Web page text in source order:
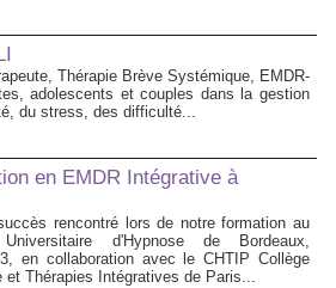
Thérapie Brève Systémique, EMDR-
adolescents et couples dans la gestion
du stress, des difficulté...
en EMDR Intégrative à
rencontré lors de notre formation au
Universitaire d'Hypnose de Bordeaux,
en collaboration avec le CHTIP Collège
et Thérapies Intégratives de Paris...